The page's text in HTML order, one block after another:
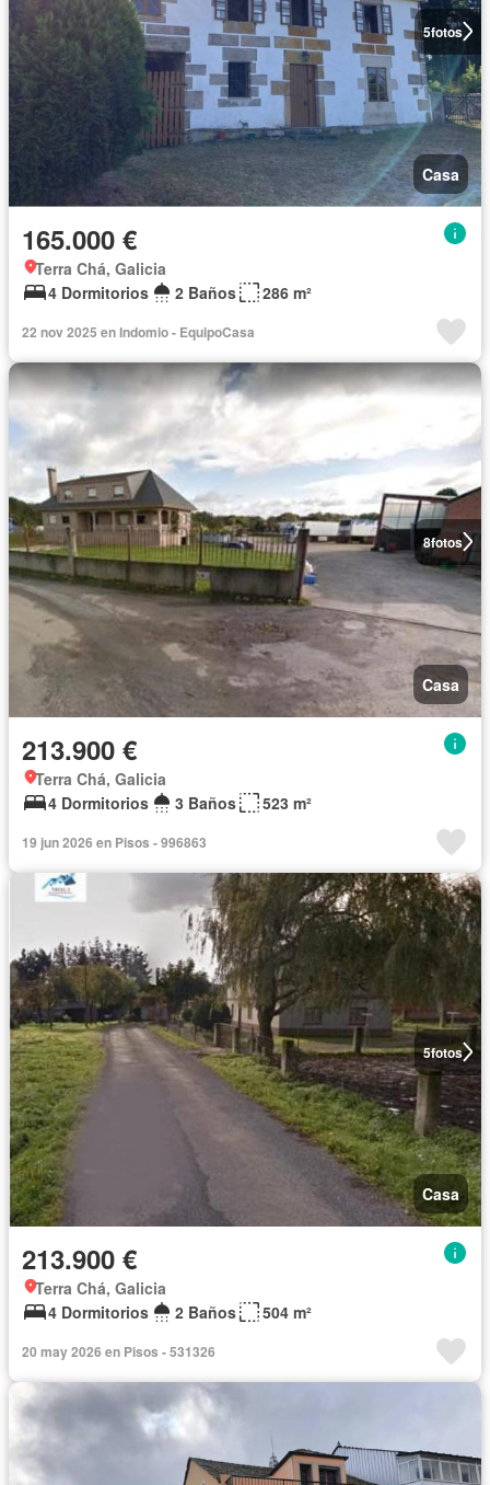
5fotos
Casa
165.000 €
Terra Chá, Galicia
4 Dormitorios
2 Baños 286 m²
22 nov 2025 en Indomio - EquipoCasa
8fotos
Casa
213.900 €
Terra Chá, Galicia
4 Dormitorios
3 Baños 523 m²
19 jun 2026 en Pisos - 996863
5fotos
Casa
213.900 €
Terra Chá, Galicia
4 Dormitorios
2 Baños 504 m²
20 may 2026 en Pisos - 531326